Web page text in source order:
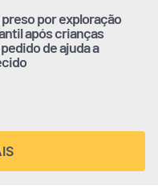
por exploração
após crianças
de ajuda a